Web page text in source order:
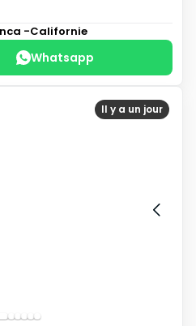
-Californie
Whatsapp
Il y a un jour